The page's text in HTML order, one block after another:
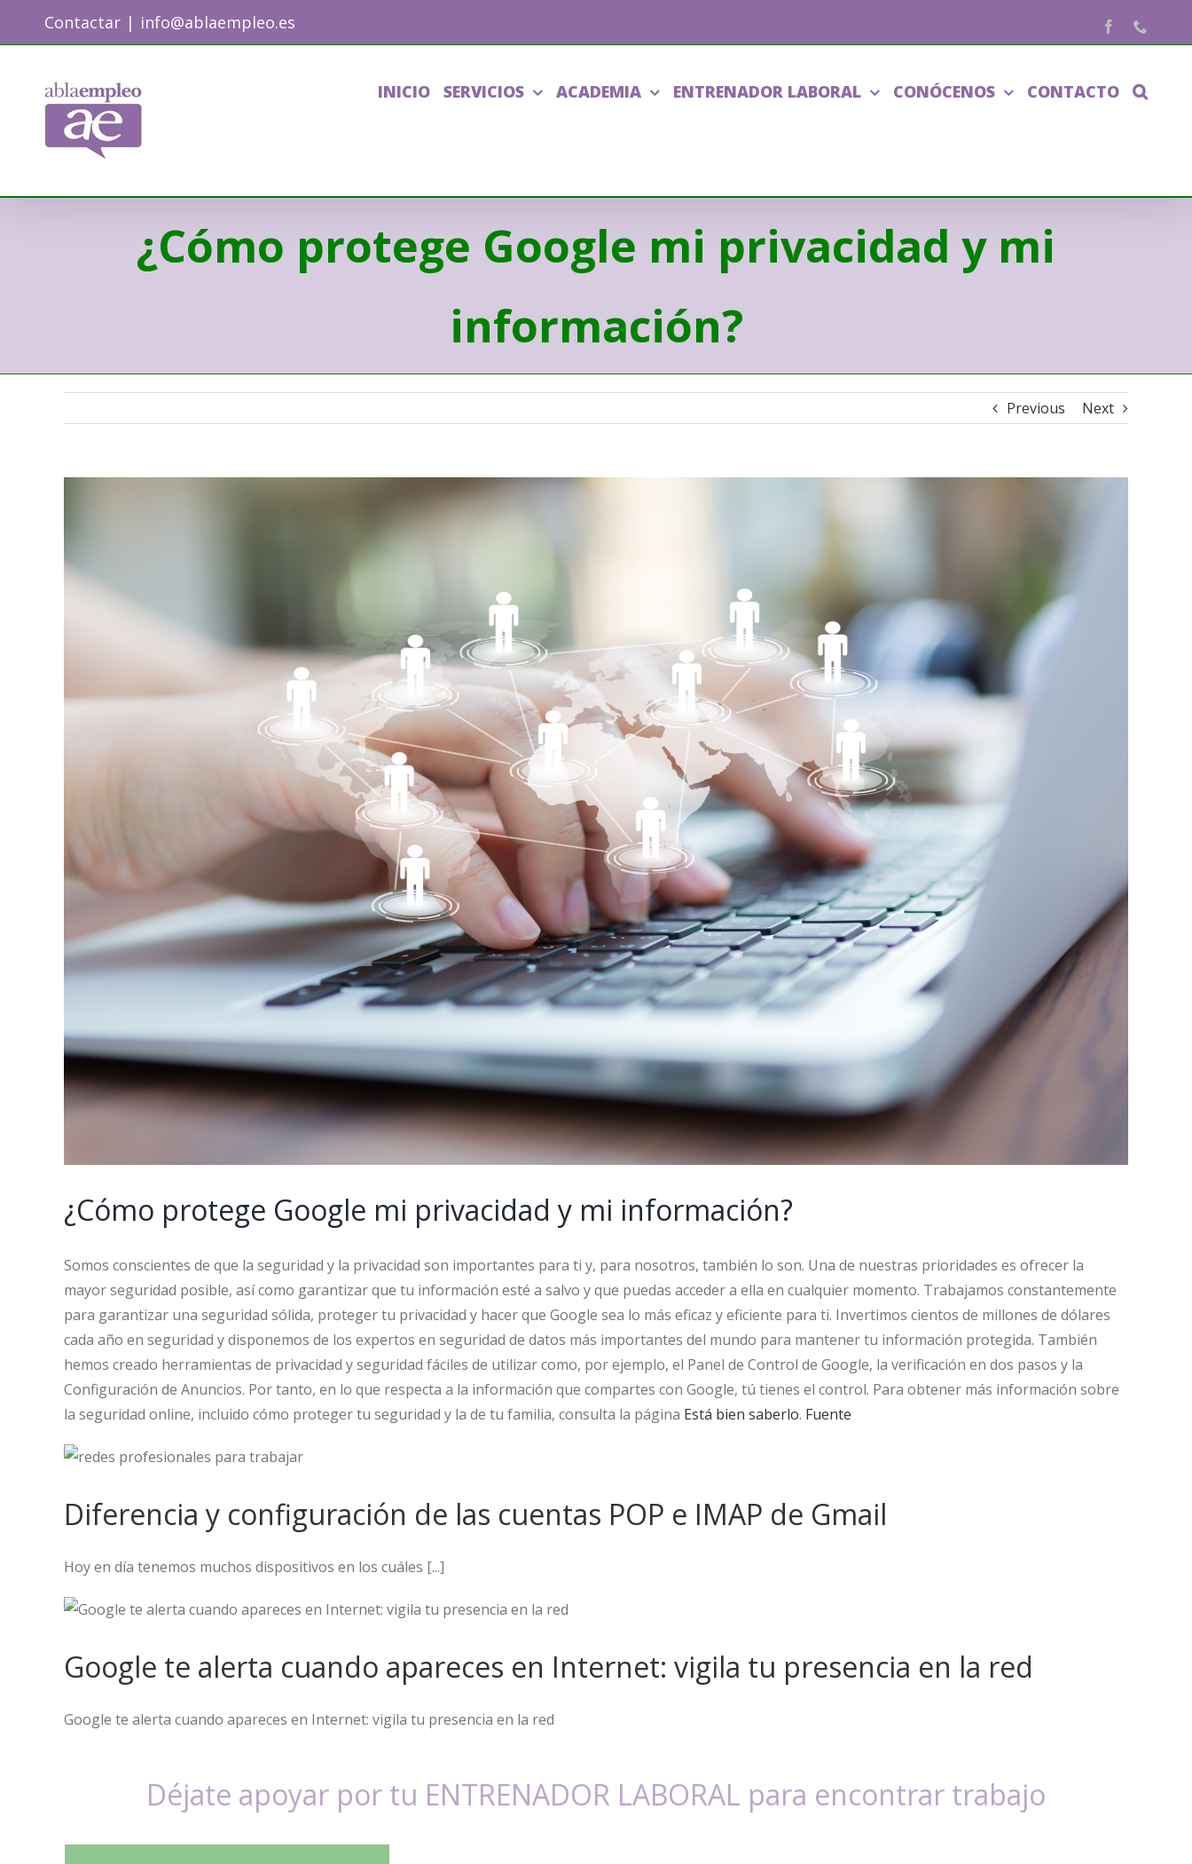
Contactar | info@ablaempleo.es Facebook
INICIO SERVICIOS ACADEMIA ENTRENADOR LABORAL CONÓCENOS CONTACTO
¿Cómo protege Google mi privacidad y mi
información?
Previous Next
¿Cómo protege Google mi privacidad y mi información?
Somos conscientes de que la seguridad y la privacidad son importantes para ti y, para nosotros, también lo son. Una de nuestras prioridades es ofrecer la
mayor seguridad posible, así como garantizar que tu información esté a salvo y que puedas acceder a ella en cualquier momento. Trabajamos constantemente
para garantizar una seguridad sólida, proteger tu privacidad y hacer que Google sea lo más eficaz y eficiente para ti. Invertimos cientos de millones de dólares
cada año en seguridad y disponemos de los expertos en seguridad de datos más importantes del mundo para mantener tu información protegida. También
hemos creado herramientas de privacidad y seguridad fáciles de utilizar como, por ejemplo, el Panel de Control de Google, la verificación en dos pasos y la
Configuración de Anuncios. Por tanto, en lo que respecta a la información que compartes con Google, tú tienes el control. Para obtener más información sobre
la seguridad online, incluido cómo proteger tu seguridad y la de tu familia, consulta la página Está bien saberlo. Fuente
Diferencia y configuración de las cuentas POP e IMAP de Gmail
Hoy en día tenemos muchos dispositivos en los cuáles [...]
Google te alerta cuando apareces en Internet: vigila tu presencia en la red
Google te alerta cuando apareces en Internet: vigila tu presencia en la red
Déjate apoyar por tu ENTRENADOR LABORAL para encontrar trabajo